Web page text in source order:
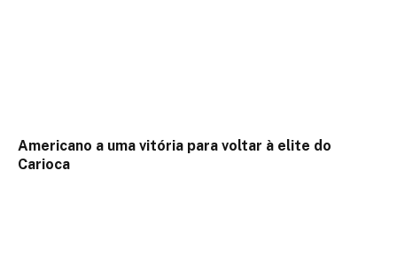
Americano a uma vitória para voltar à elite do
Carioca